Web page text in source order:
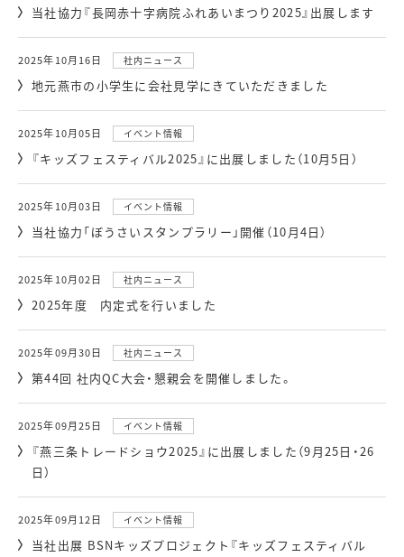
当社協力『長岡赤十字病院ふれあいまつり2025』出展します
2025年10月16日 社内ニュース
地元燕市の小学生に会社見学にきていただきました
2025年10月05日 イベント情報
『キッズフェスティバル2025』に出展しました（10月5日）
2025年10月03日 イベント情報
当社協力「ぼうさいスタンプラリー」開催（10月4日）
2025年10月02日 社内ニュース
2025年度 内定式を行いました
2025年09月30日 社内ニュース
第44回 社内QC大会・懇親会を開催しました。
2025年09月25日 イベント情報
『燕三条トレードショウ2025』に出展しました（9月25日・26
日）
2025年09月12日 イベント情報
当社出展 BSNキッズプロジェクト『キッズフェスティバル